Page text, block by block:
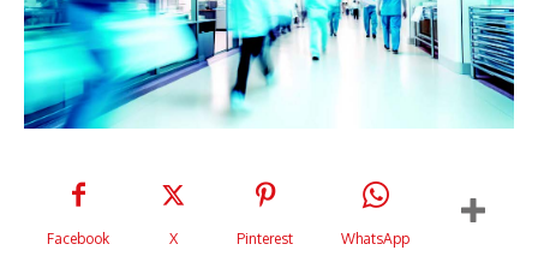
Facebook X Pinterest WhatsApp